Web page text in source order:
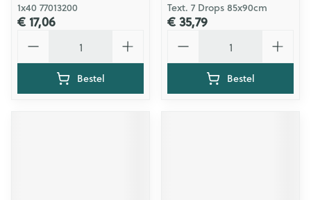
1x40 77013200
€ 17,06
Bestel
Text. 7 Drops 85x90cm
€ 35,79
Bestel